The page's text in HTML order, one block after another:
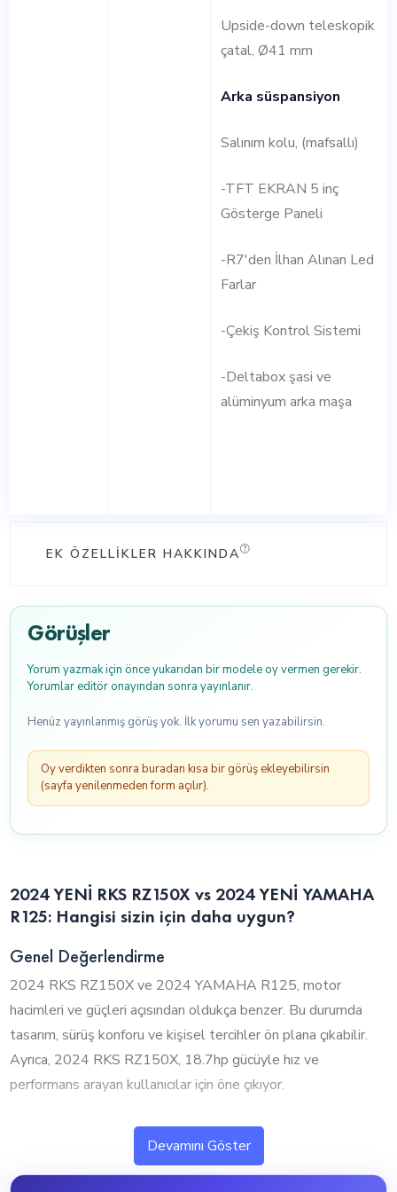
Upside-down teleskopik
çatal, Ø41 mm
Arka süspansiyon
Salınım kolu, (mafsallı)
-TFT EKRAN 5 inç
Gösterge Paneli
-R7'den İlhan Alınan Led
Farlar
-Çekiş Kontrol Sistemi
-Deltabox şasi ve
alüminyum arka maşa
EK ÖZELLIKLER HAKKINDA
Görüşler
Yorum yazmak için önce yukarıdan bir modele oy vermen gerekir.
Yorumlar editör onayından sonra yayınlanır.
Henüz yayınlanmış görüş yok. İlk yorumu sen yazabilirsin.
Oy verdikten sonra buradan kısa bir görüş ekleyebilirsin
(sayfa yenilenmeden form açılır).
2024 YENİ RKS RZ150X vs 2024 YENİ YAMAHA
R125: Hangisi sizin için daha uygun?
Genel Değerlendirme
2024 RKS RZ150X ve 2024 YAMAHA R125, motor
hacimleri ve güçleri açısından oldukça benzer. Bu durumda
tasarım, sürüş konforu ve kişisel tercihler ön plana çıkabilir.
Ayrıca, 2024 RKS RZ150X, 18.7hp gücüyle hız ve
performans arayan kullanıcılar için öne çıkıyor.
1. Silindir Hacmi ve Performans
2024 RKS RZ150X ve 2024 YAMAHA R125, neredeyse
aynı motor hacmine sahip olup benzer performans sunuyor.
Devamını Göster